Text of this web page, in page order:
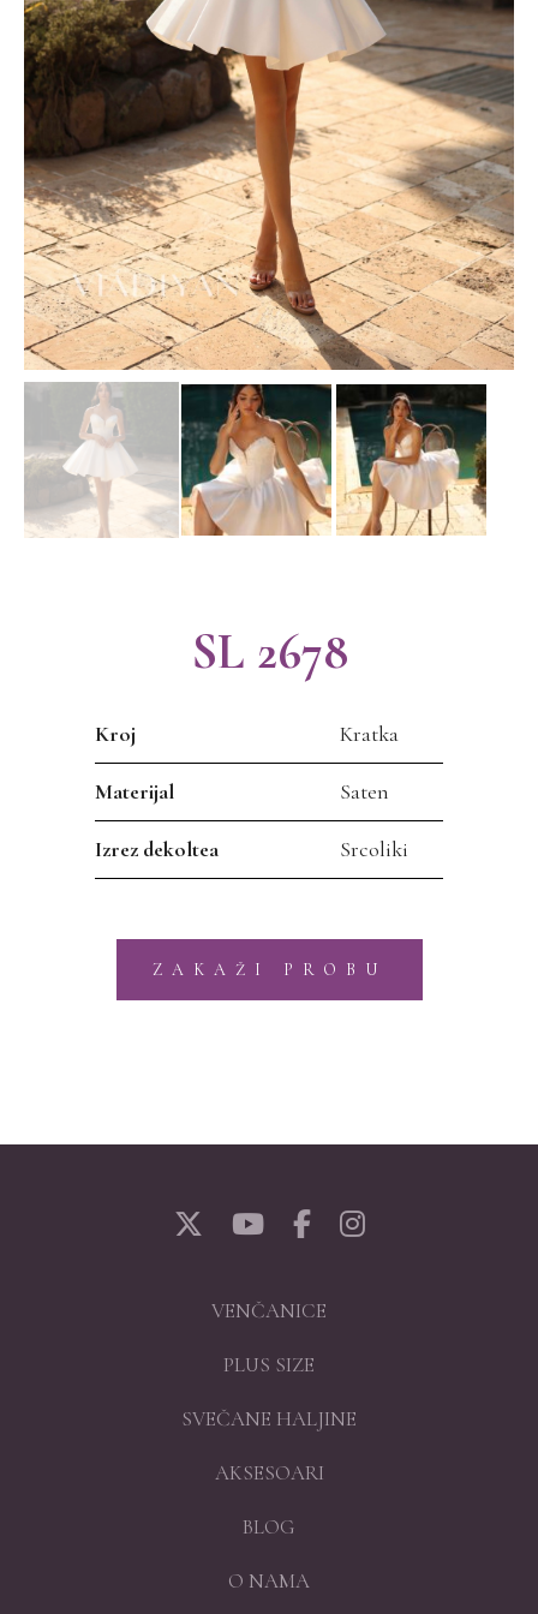
SL 2678
Kroj Kratka
Materijal Saten
Izrez dekoltea Srcoliki
ZAKAŽI PROBU
VENČANICE
PLUS SIZE
SVEČANE HALJINE
AKSESOARI
BLOG
O NAMA